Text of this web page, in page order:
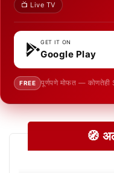
📺 Live TV
GET IT ON
Google Play
FREE पूर्णपणे मोफत — कोणतेही
🧭